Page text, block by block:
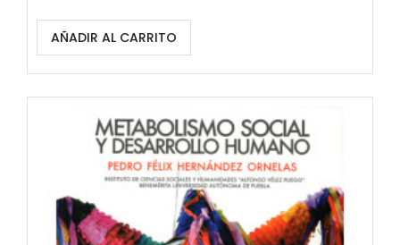
AÑADIR AL CARRITO